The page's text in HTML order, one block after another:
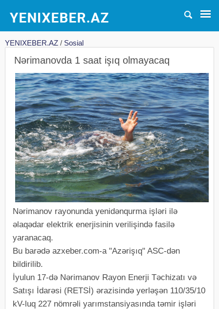
YENIXEBER.AZ / Sosial
Nərimanovda 1 saat işıq olmayacaq
Nərimanov rayonunda yenidənqurma işləri ilə
əlaqədar elektrik enerjisinin verilişində fasilə
yaranacaq.
Bu barədə azxeber.com-a "Azərişıq" ASC-dən
bildirilib.
İyulun 17-də Nərimanov Rayon Enerji Təchizatı və
Satışı İdarəsi (RETSİ) ərazisində yerləşən 110/35/10
kV-luq 227 nömrəli yarımstansiyasında təmir işləri